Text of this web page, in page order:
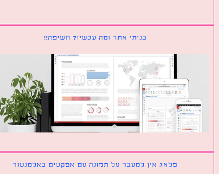
בניתי אתר ומה עכשיו? חשיפה!!
פלאג אין למעבר על תמונה עם אפקטים באלמנטור